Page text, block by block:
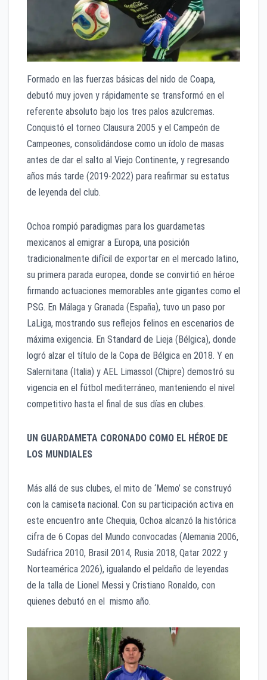
Formado en las fuerzas básicas del nido de Coapa,
debutó muy joven y rápidamente se transformó en el
referente absoluto bajo los tres palos azulcremas.
Conquistó el torneo Clausura 2005 y el Campeón de
Campeones, consolidándose como un ídolo de masas
antes de dar el salto al Viejo Continente, y regresando
años más tarde (2019-2022) para reafirmar su estatus
de leyenda del club.
Ochoa rompió paradigmas para los guardametas
mexicanos al emigrar a Europa, una posición
tradicionalmente difícil de exportar en el mercado latino,
su primera parada europea, donde se convirtió en héroe
firmando actuaciones memorables ante gigantes como el
PSG. En Málaga y Granada (España), tuvo un paso por
LaLiga, mostrando sus reflejos felinos en escenarios de
máxima exigencia. En Standard de Lieja (Bélgica), donde
logró alzar el título de la Copa de Bélgica en 2018. Y en
Salernitana (Italia) y AEL Limassol (Chipre) demostró su
vigencia en el fútbol mediterráneo, manteniendo el nivel
competitivo hasta el final de sus días en clubes.
UN GUARDAMETA CORONADO COMO EL HÉROE DE
LOS MUNDIALES
Más allá de sus clubes, el mito de ‘Memo’ se construyó
con la camiseta nacional. Con su participación activa en
este encuentro ante Chequia, Ochoa alcanzó la histórica
cifra de 6 Copas del Mundo convocadas (Alemania 2006,
Sudáfrica 2010, Brasil 2014, Rusia 2018, Qatar 2022 y
Norteamérica 2026), igualando el peldaño de leyendas
de la talla de Lionel Messi y Cristiano Ronaldo, con
quienes debutó en el mismo año.